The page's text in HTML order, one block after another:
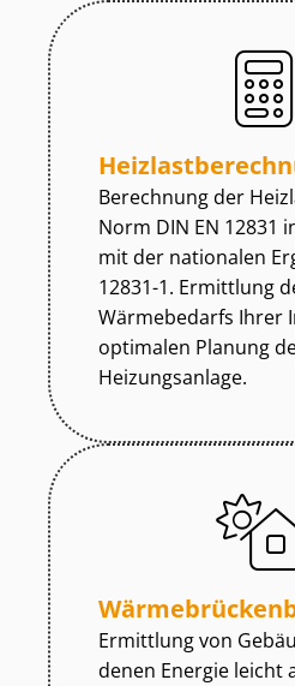
Berechnung der
Norm DIN EN 12831
mit der nationalen
12831-1. Ermittlung
Wärmebedarfs Ihrer
optimalen Planung
Heizungsanlage.
Ermittlung von
denen Energie leicht